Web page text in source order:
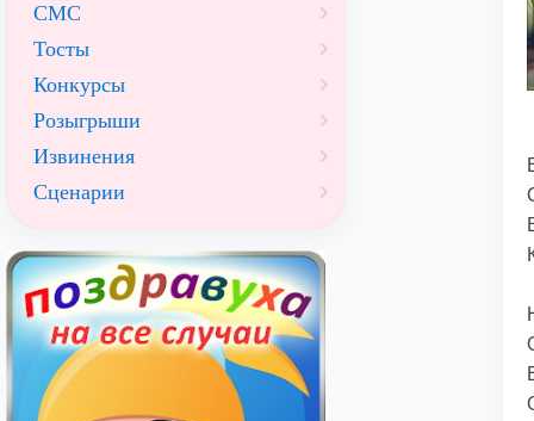
СМС
Тосты
Конкурсы
Розыгрыши
Извинения
Сценарии